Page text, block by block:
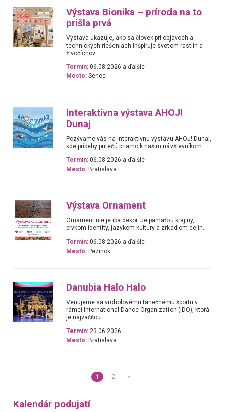
Výstava Bionika – príroda na to
prišla prvá
Výstava ukazuje, ako sa človek pri objavoch a
technických riešeniach inšpiruje svetom rastlín a
živočíchov.
Termín: 06.08.2026 a ďalšie
Mesto: Senec
Interaktívna výstava AHOJ!
Dunaj
Pozývame vás na interaktívnu výstavu AHOJ! Dunaj,
kde príbehy pritečú priamo k našim návštevníkom.
Termín: 06.08.2026 a ďalšie
Mesto: Bratislava
Výstava Ornament
Ornament nie je iba dekor. Je pamäťou krajiny,
prvkom identity, jazykom kultúry a zrkadlom dejín.
Termín: 06.08.2026 a ďalšie
Mesto: Pezinok
Danubia Halo Halo
Venujeme sa vrcholovému tanečnému športu v
rámci International Dance Organization (IDO), ktorá
je najväčšou
Termín: 23.06.2026
Mesto: Bratislava
1 2 »
Kalendár podujatí